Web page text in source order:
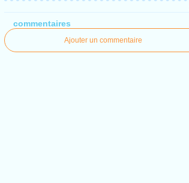
commentaires
Ajouter un commentaire